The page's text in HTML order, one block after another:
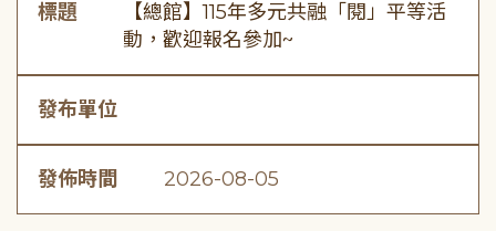
標題
【總館】115年多元共融「閱」平等活
動，歡迎報名參加~
發布單位
發佈時間 2026-08-05